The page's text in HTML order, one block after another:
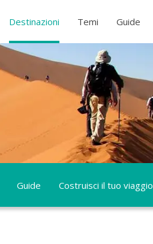
Destinazioni Temi Guide
Guide Costruisci il tuo viaggio